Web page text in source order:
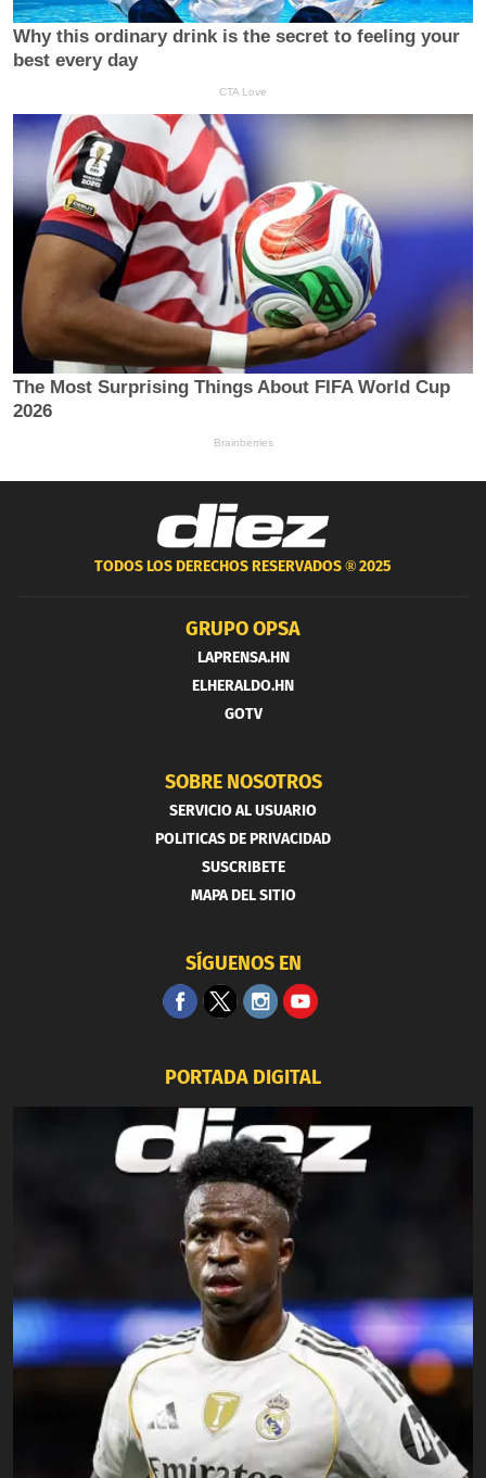
TODOS LOS DERECHOS RESERVADOS ®2025
GRUPO OPSA
LAPRENSA.HN
ELHERALDO.HN
GOTV
SOBRE NOSOTROS
SERVICIO AL USUARIO
POLITICAS DE PRIVACIDAD
SUSCRIBETE
MAPA DEL SITIO
SÍGUENOS EN
PORTADA DIGITAL